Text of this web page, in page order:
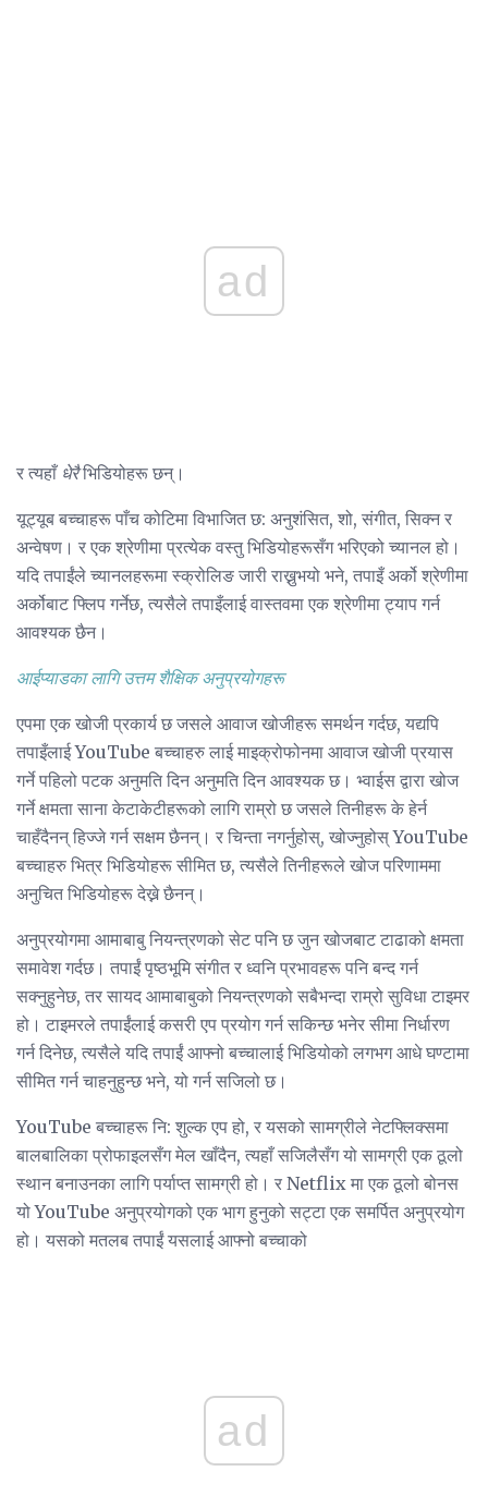
ad
र त्यहाँ धेरैभिडियोहरू छन्।
यूट्यूब बच्चाहरू पाँच कोटिमा विभाजित छ: अनुशंसित, शो, संगीत, सिक्न र
अन्वेषण। र एक श्रेणीमा प्रत्येक वस्तु भिडियोहरूसँग भरिएको च्यानल हो।
यदि तपाईंले च्यानलहरूमा स्क्रोलिङ जारी राख्नुभयो भने, तपाइँ अर्को श्रेणीमा
अर्कोबाट फ्लिप गर्नेछ, त्यसैले तपाइँलाई वास्तवमा एक श्रेणीमा ट्याप गर्न
आवश्यक छैन।
आईप्याडका लागि उत्तम शैक्षिक अनुप्रयोगहरू
एपमा एक खोजी प्रकार्य छ जसले आवाज खोजीहरू समर्थन गर्दछ, यद्यपि
तपाइँलाई YouTube बच्चाहरु लाई माइक्रोफोनमा आवाज खोजी प्रयास
गर्ने पहिलो पटक अनुमति दिन अनुमति दिन आवश्यक छ। भ्वाईस द्वारा खोज
गर्ने क्षमता साना केटाकेटीहरूको लागि राम्रो छ जसले तिनीहरू के हेर्न
चाहँदैनन् हिज्जे गर्न सक्षम छैनन्। र चिन्ता नगर्नुहोस्, खोज्नुहोस् YouTube
बच्चाहरु भित्र भिडियोहरू सीमित छ, त्यसैले तिनीहरूले खोज परिणाममा
अनुचित भिडियोहरू देख्ने छैनन्।
अनुप्रयोगमा आमाबाबु नियन्त्रणको सेट पनि छ जुन खोजबाट टाढाको क्षमता
समावेश गर्दछ। तपाईं पृष्ठभूमि संगीत र ध्वनि प्रभावहरू पनि बन्द गर्न
सक्नुहुनेछ, तर सायद आमाबाबुको नियन्त्रणको सबैभन्दा राम्रो सुविधा टाइमर
हो। टाइमरले तपाईंलाई कसरी एप प्रयोग गर्न सकिन्छ भनेर सीमा निर्धारण
गर्न दिनेछ, त्यसैले यदि तपाईं आफ्नो बच्चालाई भिडियोको लगभग आधे घण्टामा
सीमित गर्न चाहनुहुन्छ भने, यो गर्न सजिलो छ।
YouTube बच्चाहरू नि: शुल्क एप हो, र यसको सामग्रीले नेटफ्लिक्समा
बालबालिका प्रोफाइलसँग मेल खाँदैन, त्यहाँ सजिलैसँग यो सामग्री एक ठूलो
स्थान बनाउनका लागि पर्याप्त सामग्री हो। र Netflix मा एक ठूलो बोनस
यो YouTube अनुप्रयोगको एक भाग हुनुको सट्टा एक समर्पित अनुप्रयोग
हो। यसको मतलब तपाईं यसलाई आफ्नो बच्चाको
ad